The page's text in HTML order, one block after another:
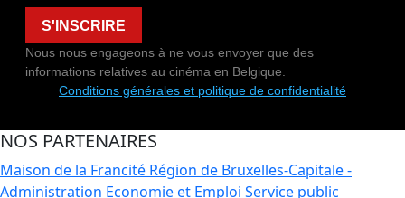
S'INSCRIRE
Nous nous engageons à ne vous envoyer que des
informations relatives au cinéma en Belgique.
Conditions générales et politique de confidentialité
NOS PARTENAIRES
Maison de la Francité Région de Bruxelles-Capitale -
Administration Economie et Emploi Service public